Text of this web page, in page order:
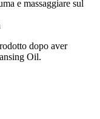
e massaggiare sul
dopo aver
Oil.